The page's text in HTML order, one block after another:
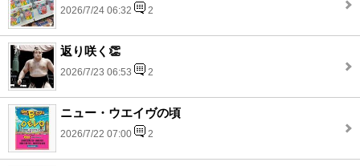
2026/7/24 06:32 2
返り咲く👏
2026/7/23 06:53 2
ニュー・ウエイヴの頃
2026/7/22 07:00 2